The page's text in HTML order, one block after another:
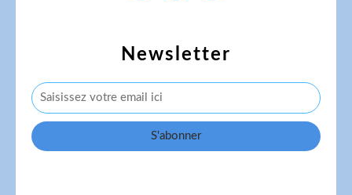
Newsletter